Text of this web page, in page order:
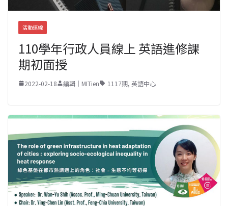
活動連線
110學年行政人員線上 英語進修課
期初面授
2022-02-18 編輯｜MITien 1117期, 英語中心